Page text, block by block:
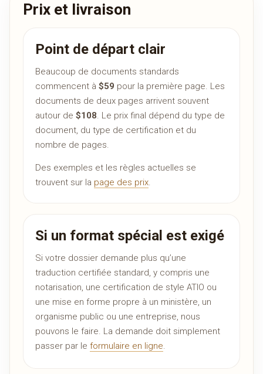
Prix et livraison
Point de départ clair
Beaucoup de documents standards
commencent à $59 pour la première page. Les
documents de deux pages arrivent souvent
autour de $108. Le prix final dépend du type de
document, du type de certification et du
nombre de pages.
Des exemples et les règles actuelles se
trouvent sur la page des prix.
Si un format spécial est exigé
Si votre dossier demande plus qu’une
traduction certifiée standard, y compris une
notarisation, une certification de style ATIO ou
une mise en forme propre à un ministère, un
organisme public ou une entreprise, nous
pouvons le faire. La demande doit simplement
passer par le formulaire en ligne.